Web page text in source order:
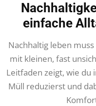
einfache
Nachhaltig leben
mit kleinen, fast
Leitfaden zeigt, wie du
Müll reduzierst und